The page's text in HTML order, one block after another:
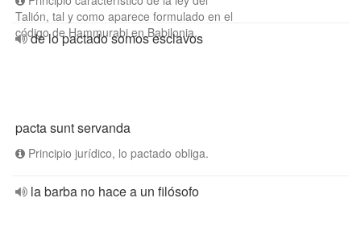
Talión, tal y como aparece formulado en el
código de Hammurabi en Babilonia.
de lo pactado somos esclavos
pacta sunt servanda
Principio jurídico, lo pactado obliga.
la barba no hace a un filósofo